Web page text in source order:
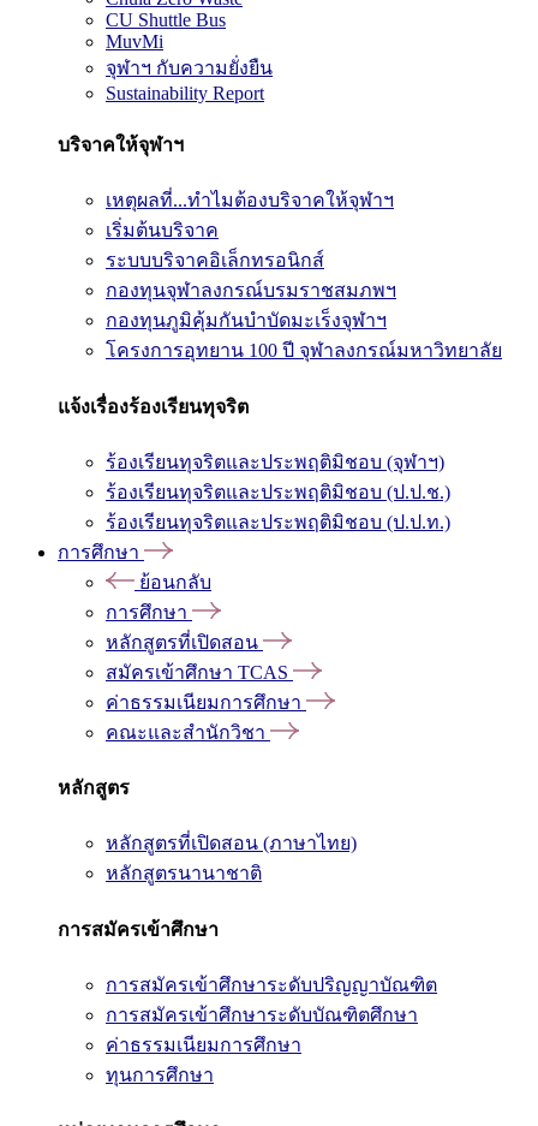
CU Shuttle Bus
MuvMi
จุฬาฯ กับความยั่งยืน
Sustainability Report
บริจาคให้จุฬาฯ
เหตุผลที่...ทำไมต้องบริจาคให้จุฬาฯ
เริ่มต้นบริจาค
ระบบบริจาคอิเล็กทรอนิกส์
กองทุนจุฬาลงกรณ์บรมราชสมภพฯ
กองทุนภูมิคุ้มกันบำบัดมะเร็งจุฬาฯ
โครงการอุทยาน 100 ปี จุฬาลงกรณ์มหาวิทยาลัย
แจ้งเรื่องร้องเรียนทุจริต
ร้องเรียนทุจริตและประพฤติมิชอบ (จุฬาฯ)
ร้องเรียนทุจริตและประพฤติมิชอบ (ป.ป.ช.)
ร้องเรียนทุจริตและประพฤติมิชอบ (ป.ป.ท.)
การศึกษา
ย้อนกลับ
การศึกษา
หลักสูตรที่เปิดสอน
สมัครเข้าศึกษา TCAS
ค่าธรรมเนียมการศึกษา
คณะและสำนักวิชา
หลักสูตร
หลักสูตรที่เปิดสอน (ภาษาไทย)
หลักสูตรนานาชาติ
การสมัครเข้าศึกษา
การสมัครเข้าศึกษาระดับปริญญาบัณฑิต
การสมัครเข้าศึกษาระดับบัณฑิตศึกษา
ค่าธรรมเนียมการศึกษา
ทุนการศึกษา